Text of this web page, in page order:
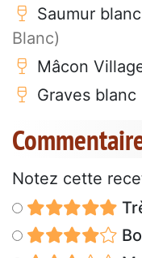
Saumur blanc
Blanc)
Mâcon
Graves blanc
Notez cette